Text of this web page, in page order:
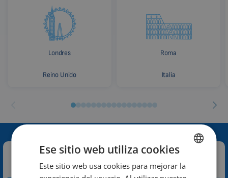
Londres
Reino Unido
Roma
Italia
Contacte con nosotros:
ENGLISH
Ese sitio web utiliza cookies
Este sitio web usa cookies para mejorar la